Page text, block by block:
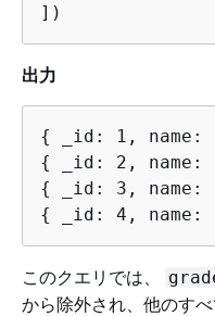
])
出力
{
{
{
{
_id: 4, name:
このクエリでは、
から除外され、他のす